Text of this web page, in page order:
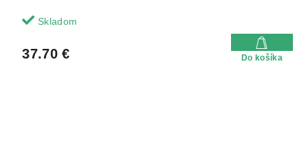
Skladom
37.70 € Do košíka